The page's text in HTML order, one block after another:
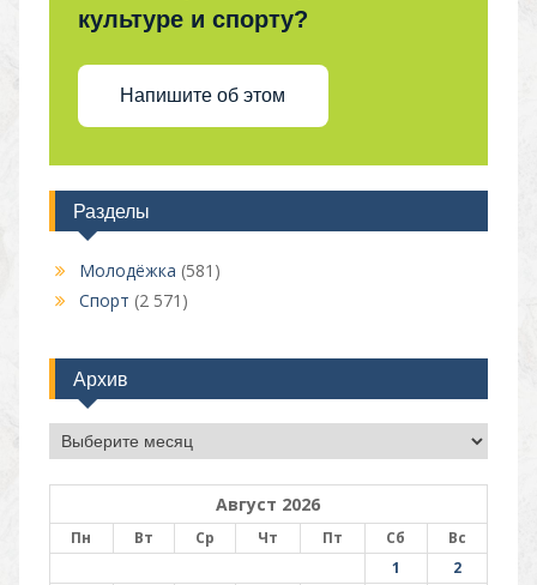
культуре и спорту?
Напишите об этом
Разделы
Молодёжка (581)
Спорт (2 571)
Архив
Архив
Август 2026
Пн Вт Ср Чт Пт Сб
Вс
1
2